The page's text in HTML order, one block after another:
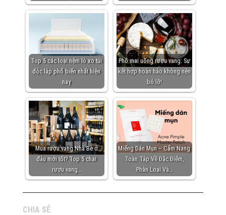
Top 5 các loại nệm lò xo túi
độc lập phổ biến nhất hiện
nay
Phô mai uống rượu vang: Sự
kết hợp hoàn hảo không nên
bỏ lỡ!
Mua rượu vang Nhà Bè ở
đâu mới tốt? Top 5 chai
rượu vang…
Miếng Dán Mụn – Cẩm Nang
Toàn Tập Về Đặc Điểm,
Phân Loại Và…
CHIA SẺ